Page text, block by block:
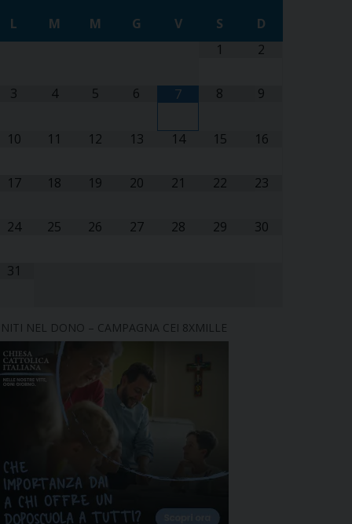
L M M G V S
D
1
2
3 4 5 6 7 8 9
10 11 12 13 14 15 16
17 18 19 20 21 22 23
24 25 26 27 28 29 30
31
NEL DONO – CAMPAGNA CEI 8XMILLE